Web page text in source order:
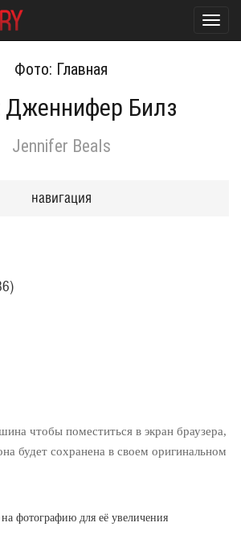
Фото: Главная
Дженнифер Билз
Jennifer Beals
фотографию для её увеличения
чтобы поместиться в экран браузера,
будет сохранена в своем оригинальном
навигация
)